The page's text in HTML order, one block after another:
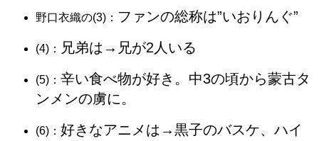
​​​​​​​​​​​​​​​​​​​​​​​​​​​​​​​野口衣織の(3)： ファンの総称は”いおりんぐ”
​​​(4)： 兄弟は→兄が2人いる
(5)： 辛い食べ物が好き。中3の頃から蒙古タ
ンメンの虜に。
(6)： 好きなアニメは→黒子のバスケ、ハイ